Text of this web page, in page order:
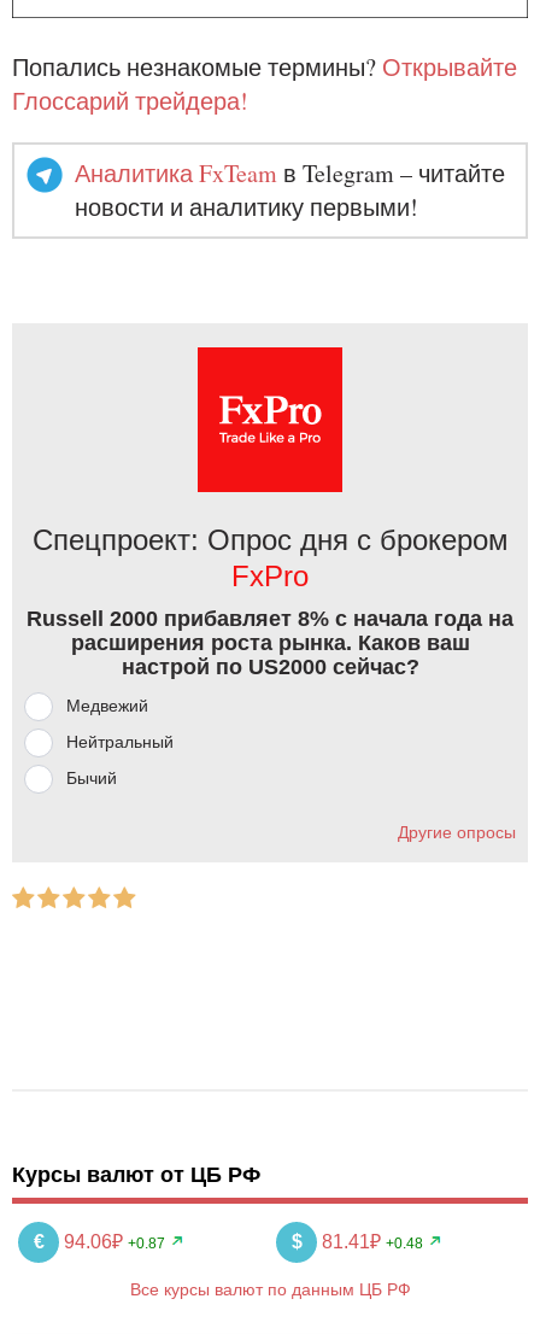
Попались незнакомые термины? Открывайте
Глоссарий трейдера!
Аналитика FxTeam в Telegram – читайте
новости и аналитику первыми!
Спецпроект: Опрос дня с брокером
FxPro
Russell 2000 прибавляет 8% с начала года на
расширения роста рынка. Каков ваш
настрой по US2000 сейчас?
Медвежий
Нейтральный
Бычий
Другие опросы
Курсы валют от ЦБ РФ
€ 94.06₽ +0.87 $ 81.41₽ +0.48
Все курсы валют по данным ЦБ РФ